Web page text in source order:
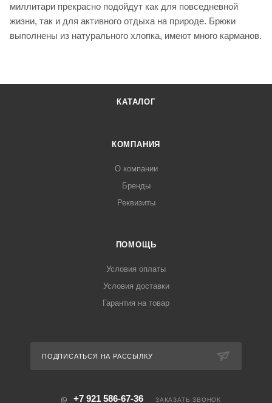
миллитари прекрасно подойдут как для повседневной
жизни, так и для активного отдыха на природе. Брюки
выполнены из натурального хлопка, имеют много карманов.
КАТАЛОГ
КОМПАНИЯ
О компании
Бренды
Реквизиты
ПОМОЩЬ
Условия оплаты
Условия доставки
Гарантия на товар
ПОДПИСАТЬСЯ НА РАССЫЛКУ
+7 921 586-67-36 ЗАКАЗАТЬ ЗВОНОК